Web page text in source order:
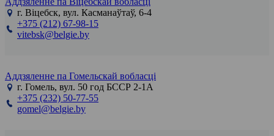
г. Віцебск, вул. Касманаўтаў, 6-4
+375 (212) 67-98-15
vitebsk@belgie.by
Аддзяленне па Гомельскай вобласці
г. Гомель, вул. 50 год БССР 2-1А
+375 (232) 50-77-55
gomel@belgie.by